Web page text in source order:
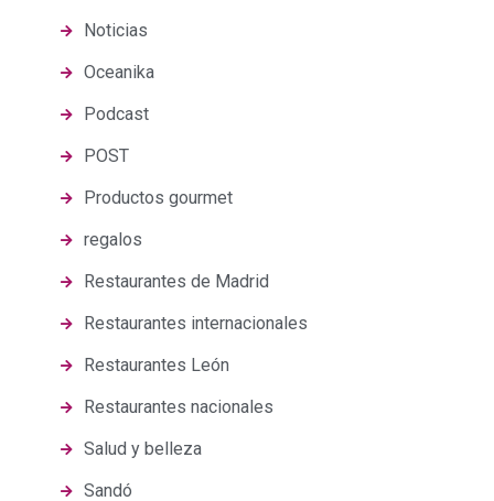
Noticias
Oceanika
Podcast
POST
Productos gourmet
regalos
Restaurantes de Madrid
Restaurantes internacionales
Restaurantes León
Restaurantes nacionales
Salud y belleza
Sandó